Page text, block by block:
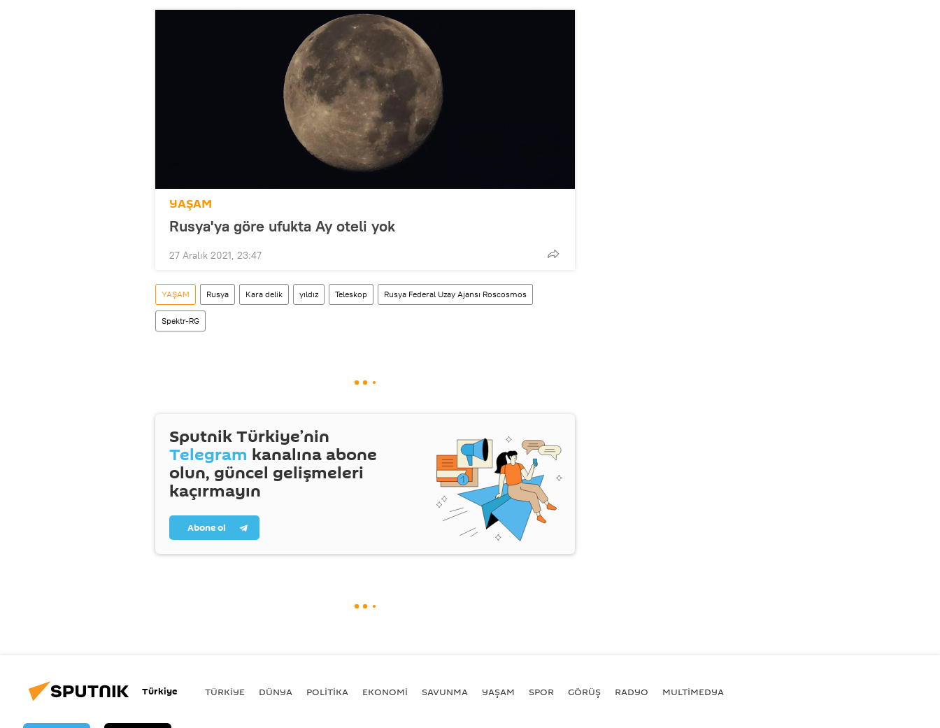
YAŞAM
Rusya'ya göre ufukta Ay oteli yok
27 Aralık 2021, 23:47
YAŞAM Rusya Kara delik yıldız Teleskop Rusya Federal Uzay Ajansı Roscosmos
Spektr-RG
Sputnik Türkiye’nin
Telegram kanalına abone
olun, güncel gelişmeleri
kaçırmayın
Abone ol
Türkiye TÜRKIYE DÜNYA POLİTİKA EKONOMİ SAVUNMA YAŞAM SPOR GÖRÜŞ RADYO MULTİMEDYA